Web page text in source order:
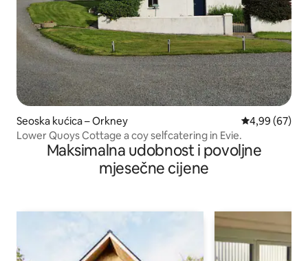
Seoska kućica – Orkney Prosječna
4,99 (67)
Lower Quoys Cottage a coy selfcatering in Evie.
Maksimalna udobnost i povoljne
mjesečne cijene